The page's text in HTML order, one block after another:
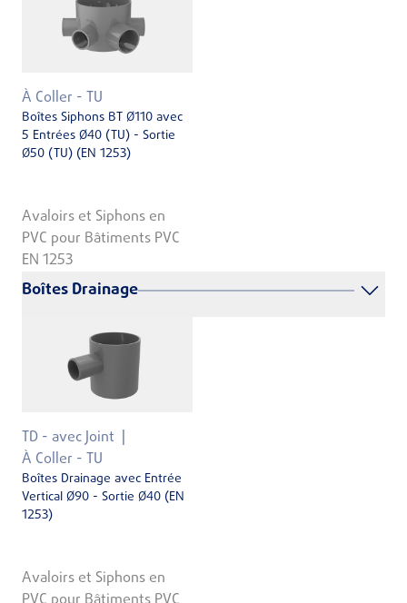
À Coller - TU
Boîtes Siphons BT Ø110 avec
5 Entrées Ø40 (TU) - Sortie
Ø50 (TU) (EN 1253)
Avaloirs et Siphons en
PVC pour Bâtiments PVC
EN 1253
Boîtes Drainage
TD - avec Joint
À Coller - TU
Boîtes Drainage avec Entrée
Vertical Ø90 - Sortie Ø40 (EN
1253)
Avaloirs et Siphons en